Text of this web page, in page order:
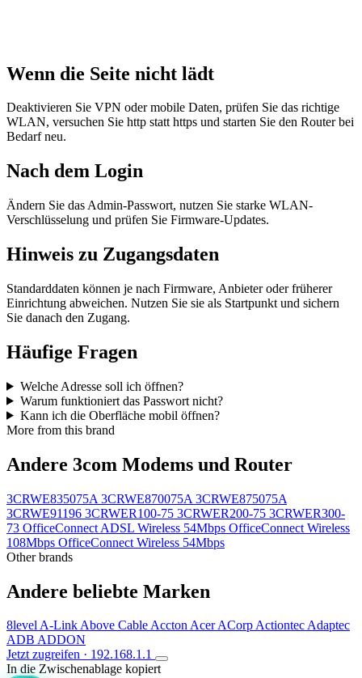
Wenn die Seite nicht lädt
Deaktivieren Sie VPN oder mobile Daten, prüfen Sie das richtige
WLAN, versuchen Sie http statt https und starten Sie den Router bei
Bedarf neu.
Nach dem Login
Ändern Sie das Admin-Passwort, nutzen Sie starke WLAN-
Verschlüsselung und prüfen Sie Firmware-Updates.
Hinweis zu Zugangsdaten
Standarddaten können je nach Firmware, Anbieter oder früherer
Einrichtung abweichen. Nutzen Sie sie als Startpunkt und sichern
Sie danach den Zugang.
Häufige Fragen
Welche Adresse soll ich öffnen?
Warum funktioniert das Passwort nicht?
Kann ich die Oberfläche mobil öffnen?
More from this brand
Andere 3com Modems und Router
3CRWE835075A 3CRWE870075A 3CRWE875075A
3CRWE91196 3CRWER100-75 3CRWER200-75 3CRWER300-
73 OfficeConnect ADSL Wireless 54Mbps OfficeConnect Wireless
108Mbps OfficeConnect Wireless 54Mbps
Other brands
Andere beliebte Marken
8levelA-LinkAbove CableAcctonAcerACorpActiontecAdaptec
ADB ADDON
Jetzt zugreifen · 192.168.1.1
In die Zwischenablage kopiert